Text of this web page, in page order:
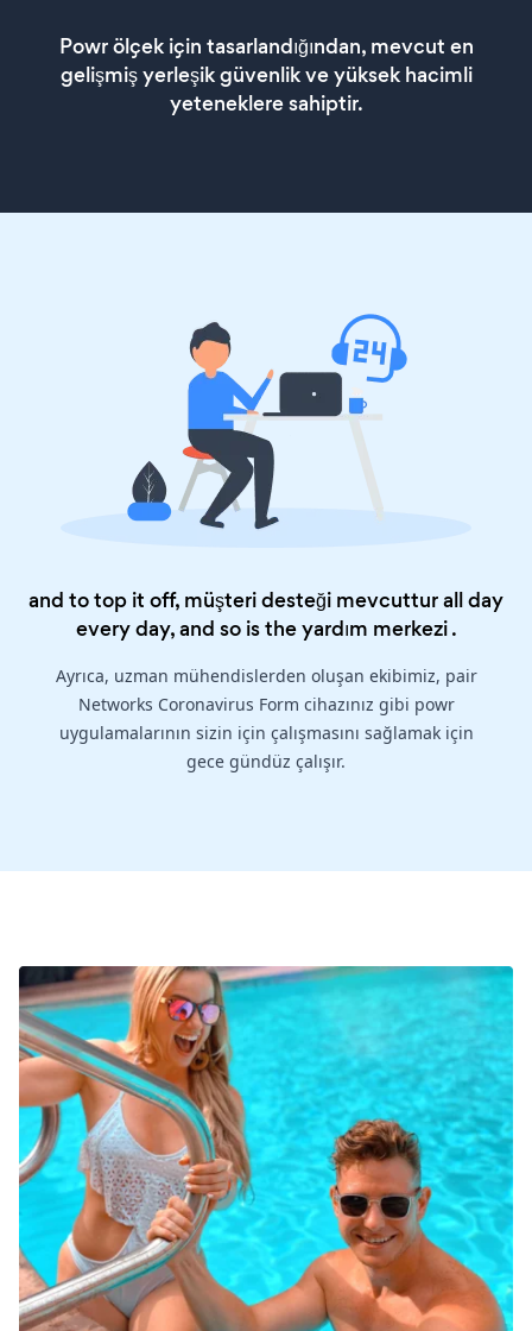
Powr ölçek için tasarlandığından, mevcut en
gelişmiş yerleşik güvenlik ve yüksek hacimli
yeteneklere sahiptir.
and to top it off, müşteri desteği mevcuttur all day
every day, and so is theyardım merkezi.
Ayrıca, uzman mühendislerden oluşan ekibimiz, pair
Networks Coronavirus Form cihazınız gibi powr
uygulamalarının sizin için çalışmasını sağlamak için
gece gündüz çalışır.